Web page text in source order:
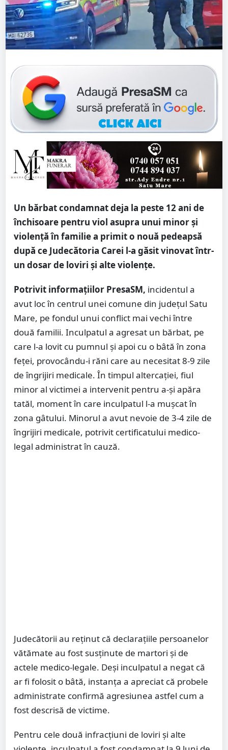
Un bărbat condamnat deja la peste 12 ani de
închisoare pentru viol asupra unui minor și
violență în familie a primit o nouă pedeapsă
după ce Judecătoria Carei l-a găsit vinovat într-
un dosar de loviri și alte violențe.
Potrivit informațiilor PresaSM, incidentul a
avut loc în centrul unei comune din județul Satu
Mare, pe fondul unui conflict mai vechi între
două familii. Inculpatul a agresat un bărbat, pe
care l-a lovit cu pumnul și apoi cu o bâtă în zona
feței, provocându-i răni care au necesitat 8-9 zile
de îngrijiri medicale. În timpul altercației, fiul
minor al victimei a intervenit pentru a-și apăra
tatăl, moment în care inculpatul l-a mușcat în
zona gâtului. Minorul a avut nevoie de 3-4 zile de
îngrijiri medicale, potrivit certificatului medico-
legal administrat în cauză.
Judecătorii au reținut că declarațiile persoanelor
vătămate au fost susținute de martori și de
actele medico-legale. Deși inculpatul a negat că
ar fi folosit o bâtă, instanța a apreciat că probele
administrate confirmă agresiunea astfel cum a
fost descrisă de victime.
Pentru cele două infracțiuni de loviri și alte